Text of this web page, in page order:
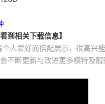
到相关下载信息】
人爱好而搭配展示，很高兴
不断更新与改进更多模特及